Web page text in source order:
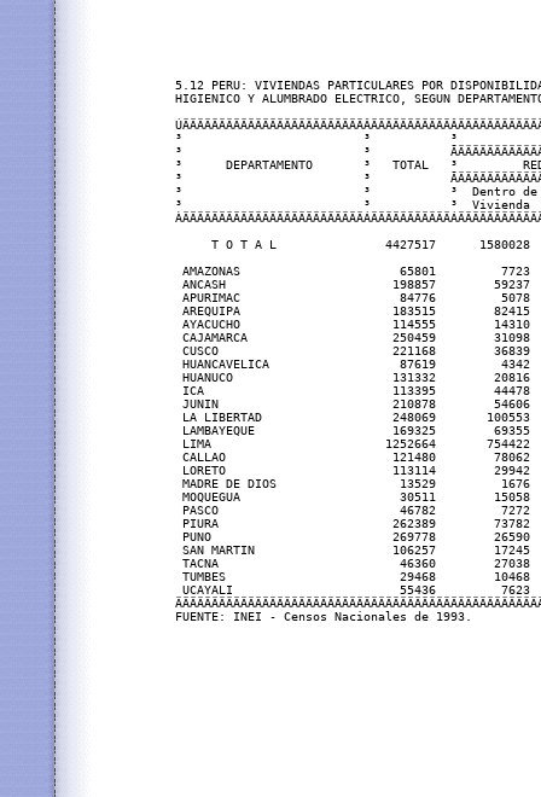
5.12 PERU: VIVIENDAS PARTICULARES POR
HIGIENICO Y ALUMBRADO ELECTRICO, SEGUN
³                         ³           ³
³                         ³
³      DEPARTAMENTO       ³   TOTAL   ³
³                         ³
³                         ³           ³  Dentro de  ³
³                         ³           ³  Vivienda
T O T A L               4427517      1580028
AMAZONAS                      65801
ANCASH                       198857
APURIMAC                      84776
AREQUIPA                     183515
AYACUCHO                     114555
CAJAMARCA                    250459
CUSCO                        221168        36839
HUANCAVELICA                  87619
HUANUCO                      131332
ICA                          113395        44478
JUNIN                        210878        54606
LA LIBERTAD                  248069
LAMBAYEQUE                   169325
LIMA                        1252664       754422
CALLAO                       121480
LORETO                       113114
MADRE DE DIOS                 13529
MOQUEGUA                      30511
PASCO                         46782         7272
PIURA                        262389        73782
PUNO                         269778        26590
SAN MARTIN                   106257
TACNA                         46360
TUMBES                        29468
UCAYALI                       55436         7623
FUENTE: INEI - Censos Nacionales de 1993.